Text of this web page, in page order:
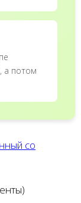
а потом
со